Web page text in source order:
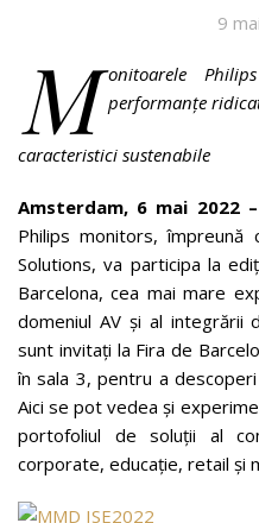
9
M onitoarele
performanțe
caracteristici sustenabile
Amsterdam, 6 mai 2022
Philips monitors, împreună
Solutions, va participa la
Barcelona, cea mai mare
domeniul AV și al integrării
sunt invitați la Fira de
în sala 3, pentru a
Aici se pot vedea și
portofoliul de soluții al
corporate, educație, retail și